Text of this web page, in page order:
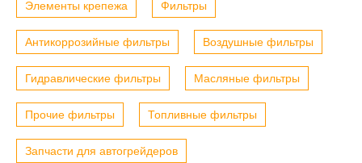
Элементы крепежа Фильтры
Антикоррозийные фильтры Воздушные фильтры
Гидравлические фильтры Масляные фильтры
Прочие фильтры Топливные фильтры
Запчасти для автогрейдеров